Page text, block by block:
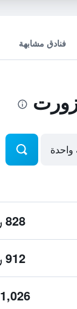
فنادق مشابهة
828 ﷼
912 ﷼
1,026 ﷼